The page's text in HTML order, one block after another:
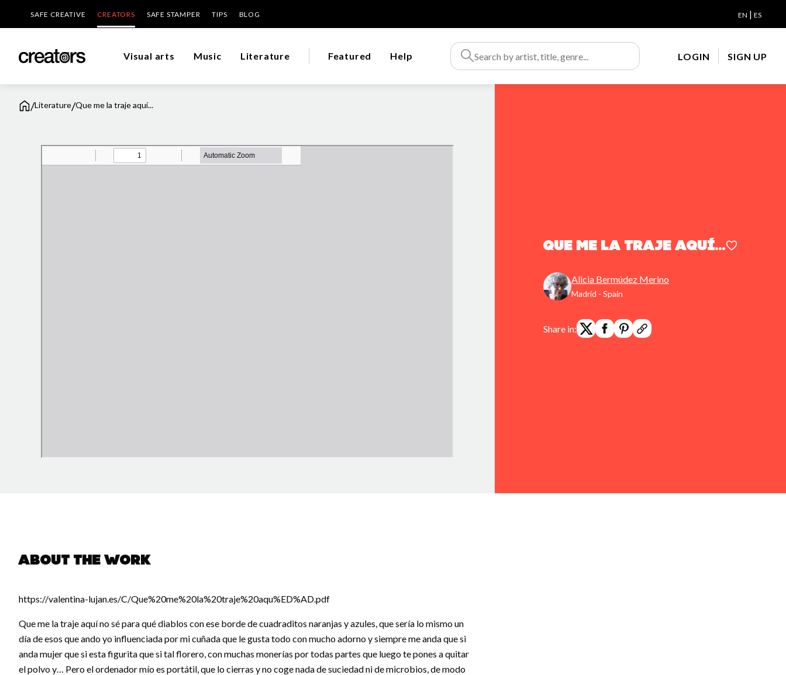
SAFE CREATIVE CREATORS SAFE STAMPER TIPS BLOG EN | ES
Visual arts Music Literature Featured Help LOGIN SIGN UP
/Literature/Que me la traje aquí...
Que me la traje aquí...
Alicia Bermúdez Merino
Madrid - Spain
Share in:
About the work
https://valentina-lujan.es/C/Que%20me%20la%20traje%20aqu%ED%AD.pdf
Que me la traje aquí no sé para qué diablos con ese borde de cuadraditos naranjas y azules, que sería lo mismo un
día de esos que ando yo influenciada por mi cuñada que le gusta todo con mucho adorno y siempre me anda que si
anda mujer que si esta figurita que si tal florero, con muchas monerías por todas partes que luego te pones a quitar
el polvo y… Pero el ordenador mío es portátil, que lo cierras y no coge nada de suciedad ni de microbios, de modo